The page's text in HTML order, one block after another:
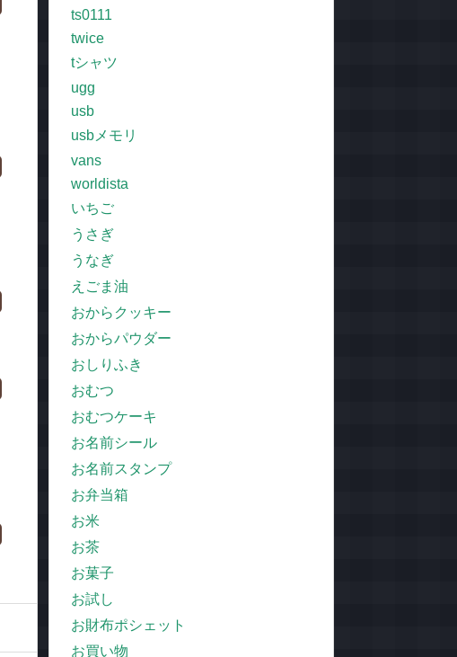
ts0111
twice
tシャツ
ugg
usb
usbメモリ
vans
worldista
いちご
うさぎ
うなぎ
えごま油
おからクッキー
おからパウダー
おしりふき
おむつ
おむつケーキ
お名前シール
お名前スタンプ
お弁当箱
お米
お茶
お菓子
お試し
お財布ポシェット
お買い物